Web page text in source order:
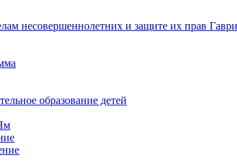
несовершеннолетних и защите их прав
образование детей